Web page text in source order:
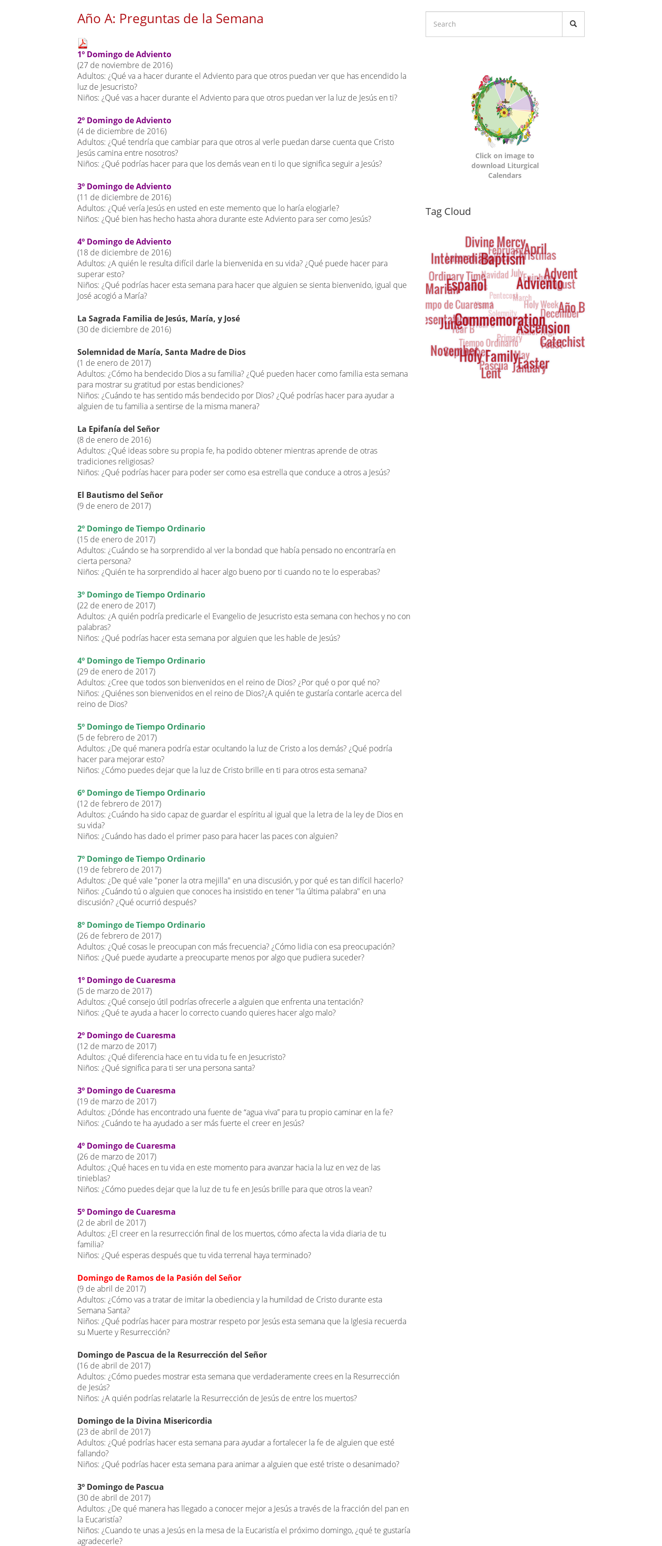
Año A: Preguntas de la Semana
Main
page
content
1º Domingo de Adviento
(27 de noviembre de 2016)
Adultos: ¿Qué va a hacer durante el Adviento para que otros puedan ver que has encendido la
luz de Jesucristo?
Niños: ¿Qué vas a hacer durante el Adviento para que otros puedan ver la luz de Jesús en ti?
2º Domingo de Adviento
(4 de diciembre de 2016)
Adultos: ¿Qué tendría que cambiar para que otros al verle puedan darse cuenta que Cristo
Jesús camina entre nosotros?
Niños: ¿Qué podrías hacer para que los demás vean en ti lo que significa seguir a Jesús?
3º Domingo de Adviento
(11 de diciembre de 2016)
Adultos: ¿Qué vería Jesús en usted en este memento que lo haría elogiarle?
Niños: ¿Qué bien has hecho hasta ahora durante este Adviento para ser como Jesús?
4º Domingo de Adviento
(18 de diciembre de 2016)
Adultos: ¿A quién le resulta difícil darle la bienvenida en su vida? ¿Qué puede hacer para
superar esto?
Niños: ¿Qué podrías hacer esta semana para hacer que alguien se sienta bienvenido, igual que
José acogió a María?
La Sagrada Familia de Jesús, María, y José
(30 de diciembre de 2016)
Solemnidad de María, Santa Madre de Dios
(1 de enero de 2017)
Adultos: ¿Cómo ha bendecido Dios a su familia? ¿Qué pueden hacer como familia esta semana
para mostrar su gratitud por estas bendiciones?
Niños: ¿Cuándo te has sentido más bendecido por Dios? ¿Qué podrías hacer para ayudar a
alguien de tu familia a sentirse de la misma manera?
La Epifanía del Señor
(8 de enero de 2016)
Adultos: ¿Qué ideas sobre su propia fe, ha podido obtener mientras aprende de otras
tradiciones religiosas?
Niños: ¿Qué podrías hacer para poder ser como esa estrella que conduce a otros a Jesús?
El Bautismo del Señor
(9 de enero de 2017)
2º Domingo de Tiempo Ordinario
(15 de enero de 2017)
Adultos: ¿Cuándo se ha sorprendido al ver la bondad que había pensado no encontraría en
cierta persona?
Niños: ¿Quién te ha sorprendido al hacer algo bueno por ti cuando no te lo esperabas?
3º Domingo de Tiempo Ordinario
(22 de enero de 2017)
Adultos: ¿A quién podría predicarle el Evangelio de Jesucristo esta semana con hechos y no con
palabras?
Niños: ¿Qué podrías hacer esta semana por alguien que les hable de Jesús?
4º Domingo de Tiempo Ordinario
(29 de enero de 2017)
Adultos: ¿Cree que todos son bienvenidos en el reino de Dios? ¿Por qué o por qué no?
Niños: ¿Quiénes son bienvenidos en el reino de Dios?¿A quién te gustaría contarle acerca del
reino de Dios?
5º Domingo de Tiempo Ordinario
(5 de febrero de 2017)
Adultos: ¿De qué manera podría estar ocultando la luz de Cristo a los demás? ¿Qué podría
hacer para mejorar esto?
Niños: ¿Cómo puedes dejar que la luz de Cristo brille en ti para otros esta semana?
6º Domingo de Tiempo Ordinario
(12 de febrero de 2017)
Adultos: ¿Cuándo ha sido capaz de guardar el espíritu al igual que la letra de la ley de Dios en
su vida?
Niños: ¿Cuándo has dado el primer paso para hacer las paces con alguien?
7º Domingo de Tiempo Ordinario
(19 de febrero de 2017)
Adultos: ¿De qué vale "poner la otra mejilla" en una discusión, y por qué es tan difícil hacerlo?
Niños: ¿Cuándo tú o alguien que conoces ha insistido en tener "la última palabra" en una
discusión? ¿Qué ocurrió después?
8º Domingo de Tiempo Ordinario
(26 de febrero de 2017)
Adultos: ¿Qué cosas le preocupan con más frecuencia? ¿Cómo lidia con esa preocupación?
Niños: ¿Qué puede ayudarte a preocuparte menos por algo que pudiera suceder?
1º Domingo de Cuaresma
(5 de marzo de 2017)
Adultos: ¿Qué consejo útil podrías ofrecerle a alguien que enfrenta una tentación?
Niños: ¿Qué te ayuda a hacer lo correcto cuando quieres hacer algo malo?
2º Domingo de Cuaresma
(12 de marzo de 2017)
Adultos: ¿Qué diferencia hace en tu vida tu fe en Jesucristo?
Niños: ¿Qué significa para ti ser una persona santa?
3º Domingo de Cuaresma
(19 de marzo de 2017)
Adultos: ¿Dónde has encontrado una fuente de “agua viva” para tu propio caminar en la fe?
Niños: ¿Cuándo te ha ayudado a ser más fuerte el creer en Jesús?
4º Domingo de Cuaresma
(26 de marzo de 2017)
Adultos: ¿Qué haces en tu vida en este momento para avanzar hacia la luz en vez de las
tinieblas?
Niños: ¿Cómo puedes dejar que la luz de tu fe en Jesús brille para que otros la vean?
5º Domingo de Cuaresma
(2 de abril de 2017)
Adultos: ¿El creer en la resurrección final de los muertos, cómo afecta la vida diaria de tu
familia?
Niños: ¿Qué esperas después que tu vida terrenal haya terminado?
Domingo de Ramos de la Pasión del Señor
(9 de abril de 2017)
Adultos: ¿Cómo vas a tratar de imitar la obediencia y la humildad de Cristo durante esta
Semana Santa?
Niños: ¿Qué podrías hacer para mostrar respeto por Jesús esta semana que la Iglesia recuerda
su Muerte y Resurrección?
Domingo de Pascua de la Resurrección del Señor
(16 de abril de 2017)
Adultos: ¿Cómo puedes mostrar esta semana que verdaderamente crees en la Resurrección
de Jesús?
Niños: ¿A quién podrías relatarle la Resurrección de Jesús de entre los muertos?
Domingo de la Divina Misericordia
(23 de abril de 2017)
Adultos: ¿Qué podrías hacer esta semana para ayudar a fortalecer la fe de alguien que esté
fallando?
Niños: ¿Qué podrías hacer esta semana para animar a alguien que esté triste o desanimado?
3º Domingo de Pascua
(30 de abril de 2017)
Adultos: ¿De qué manera has llegado a conocer mejor a Jesús a través de la fracción del pan en
la Eucaristía?
Niños: ¿Cuando te unas a Jesús en la mesa de la Eucaristía el próximo domingo, ¿qué te gustaría
agradecerle?
Calendars
Click on image to
download Liturgical
Calendars
Dynamic
Cloud
Tag Cloud